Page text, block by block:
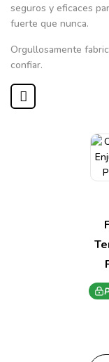
seguros y eficaces
fuerte que nunca.
Orgullosamente
confiar.